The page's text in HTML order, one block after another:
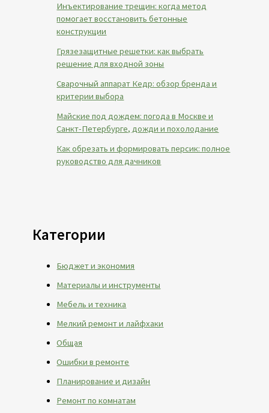
Инъектирование трещин: когда метод
помогает восстановить бетонные
конструкции
Грязезащитные решетки: как выбрать
решение для входной зоны
Сварочный аппарат Кедр: обзор бренда и
критерии выбора
Майские под дождем: погода в Москве и
Санкт-Петербурге, дожди и похолодание
Как обрезать и формировать персик: полное
руководство для дачников
Категории
Бюджет и экономия
Материалы и инструменты
Мебель и техника
Мелкий ремонт и лайфхаки
Общая
Ошибки в ремонте
Планирование и дизайн
Ремонт по комнатам